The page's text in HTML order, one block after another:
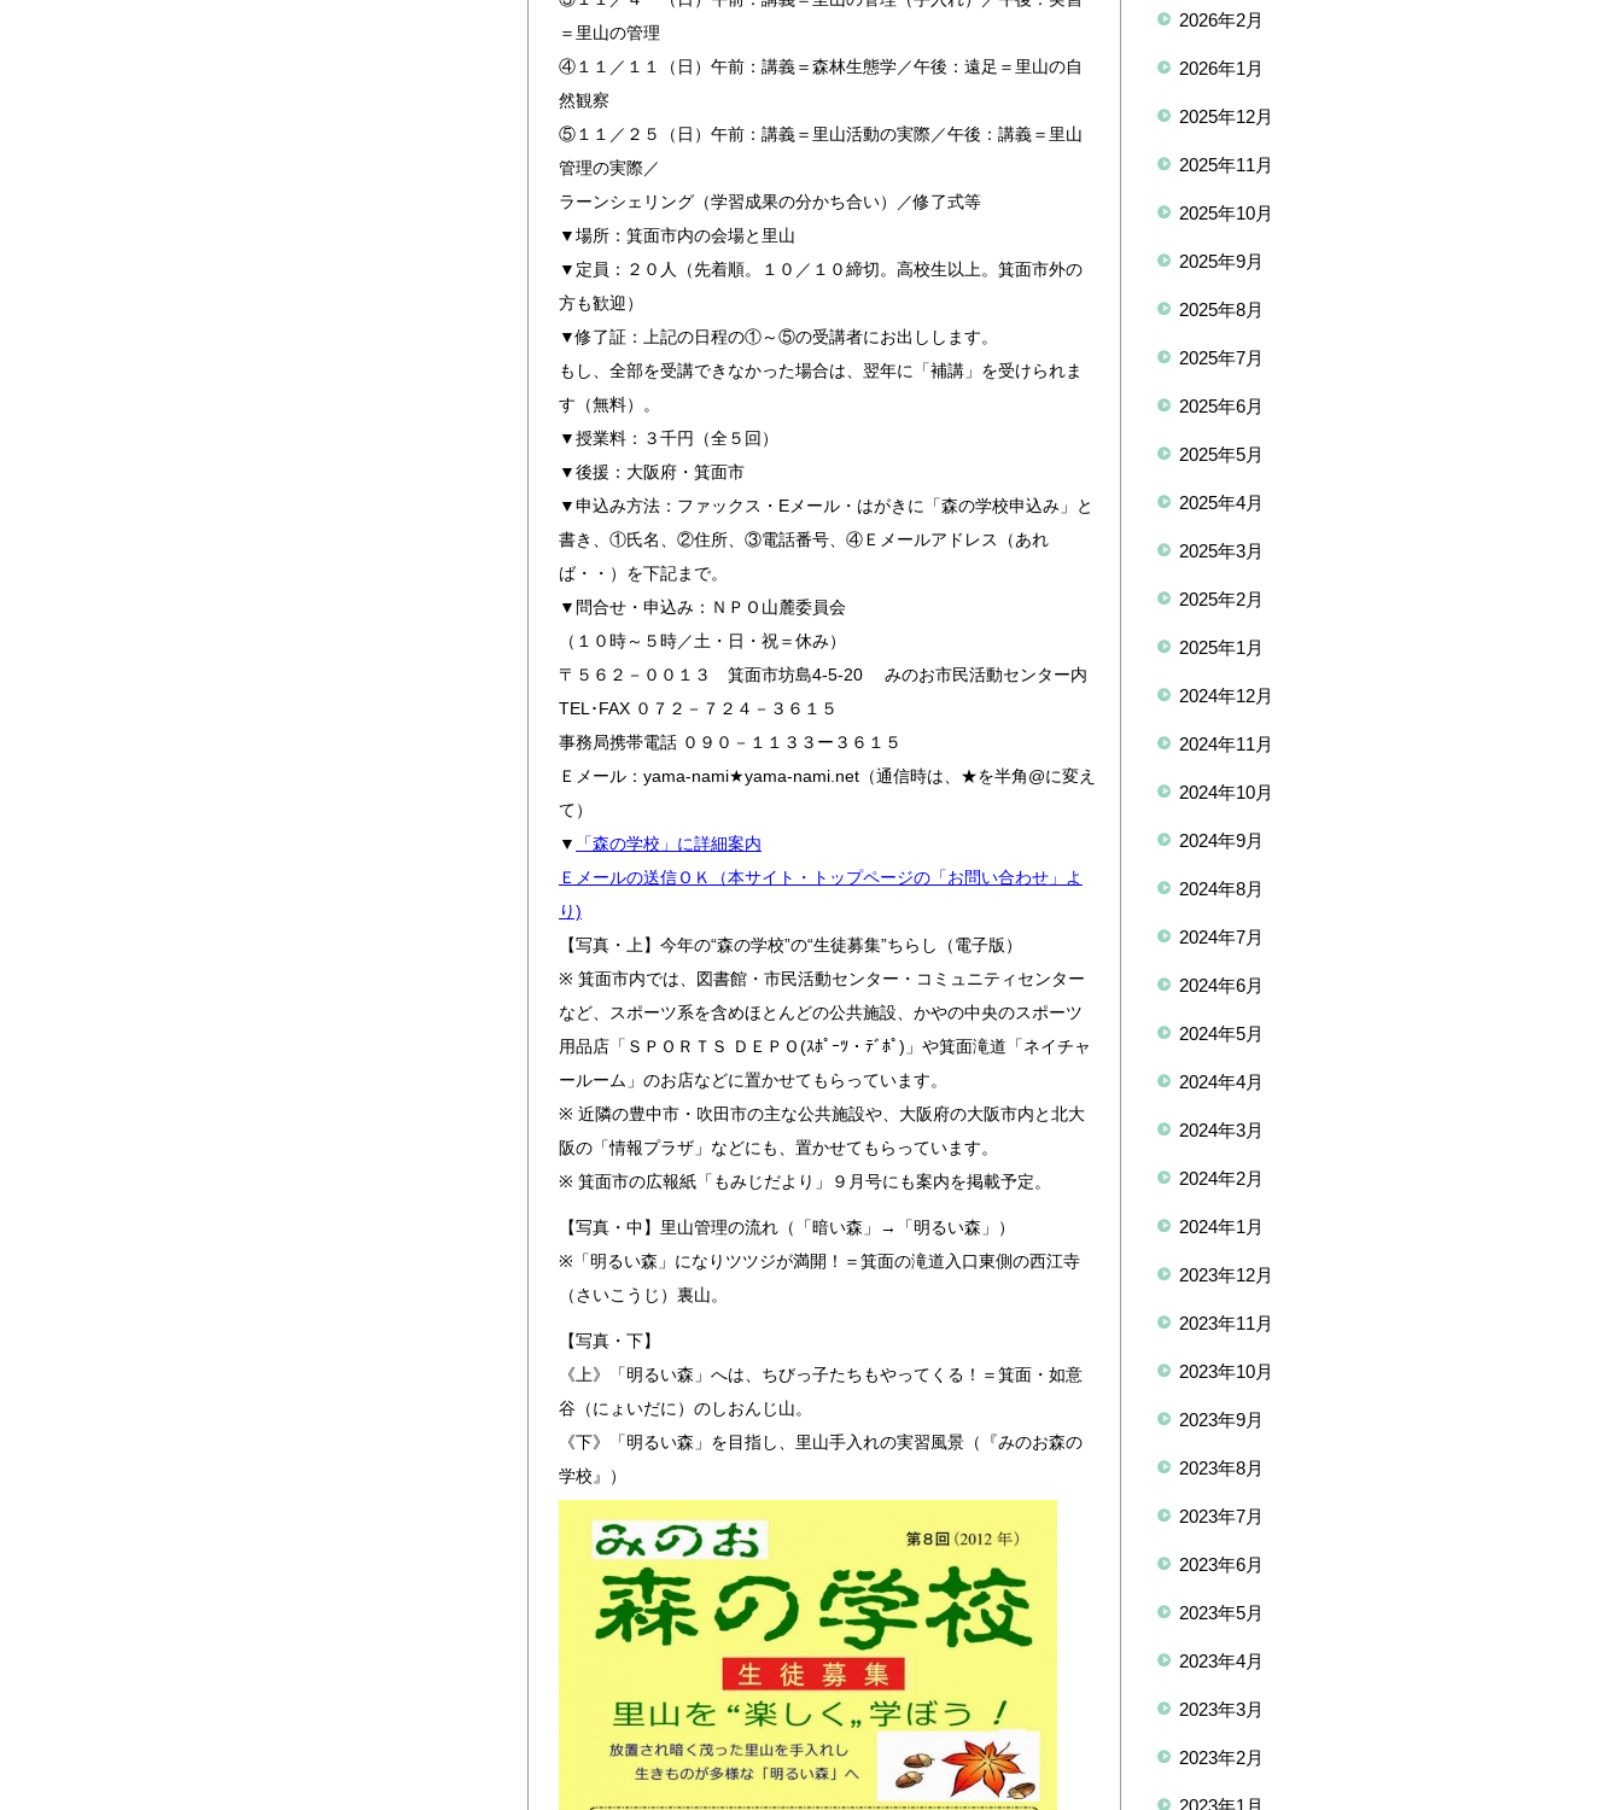
＝里山の管理
④１１／１１（日）午前：講義＝森林生態学／午後：遠足＝里山の自
然観察
⑤１１／２５（日）午前：講義＝里山活動の実際／午後：講義＝里山
管理の実際／
ラーンシェリング（学習成果の分かち合い）／修了式等
▼場所：箕面市内の会場と里山
▼定員：２０人（先着順。１０／１０締切。高校生以上。箕面市外の
方も歓迎）
▼修了証：上記の日程の①～⑤の受講者にお出しします。
もし、全部を受講できなかった場合は、翌年に「補講」を受けられま
す（無料）。
▼授業料：３千円（全５回）
▼後援：大阪府・箕面市
▼申込み方法：ファックス・Eメール・はがきに「森の学校申込み」と
書き、①氏名、②住所、③電話番号、④Ｅメールアドレス（あれ
ば・・）を下記まで。
▼問合せ・申込み：ＮＰＯ山麓委員会
（１０時～５時／土・日・祝＝休み）
〒５６２－００１３ 箕面市坊島4-5-20 みのお市民活動センター内
TEL･FAX ０７２－７２４－３６１５
事務局携帯電話 ０９０－１１３３ー３６１５
Ｅメール：yama-nami★yama-nami.net（通信時は、★を半角@に変え
て）
▼
「森の学校」に詳細案内
Ｅメールの送信ＯＫ（本サイト・トップページの「お問い合わせ」よ
り)
【写真・上】今年の“森の学校”の“生徒募集”ちらし（電子版）
※ 箕面市内では、図書館・市民活動センター・コミュニティセンター
など、スポーツ系を含めほとんどの公共施設、かやの中央のスポーツ
用品店「ＳＰＯＲＴＳ ＤＥＰＯ(ｽﾎﾟｰﾂ・ﾃﾞﾎﾟ)」や箕面滝道「ネイチャ
ールーム」のお店などに置かせてもらっています。
※ 近隣の豊中市・吹田市の主な公共施設や、大阪府の大阪市内と北大
阪の「情報プラザ」などにも、置かせてもらっています。
※ 箕面市の広報紙「もみじだより」９月号にも案内を掲載予定。
【写真・中】里山管理の流れ（「暗い森」→「明るい森」）
※「明るい森」になりツツジが満開！＝箕面の滝道入口東側の西江寺
（さいこうじ）裏山。
【写真・下】
《上》「明るい森」へは、ちびっ子たちもやってくる！＝箕面・如意
谷（にょいだに）のしおんじ山。
《下》「明るい森」を目指し、里山手入れの実習風景（『みのお森の
学校』）
2026年2月
2026年1月
2025年12月
2025年11月
2025年10月
2025年9月
2025年8月
2025年7月
2025年6月
2025年5月
2025年4月
2025年3月
2025年2月
2025年1月
2024年12月
2024年11月
2024年10月
2024年9月
2024年8月
2024年7月
2024年6月
2024年5月
2024年4月
2024年3月
2024年2月
2024年1月
2023年12月
2023年11月
2023年10月
2023年9月
2023年8月
2023年7月
2023年6月
2023年5月
2023年4月
2023年3月
2023年2月
2023年1月